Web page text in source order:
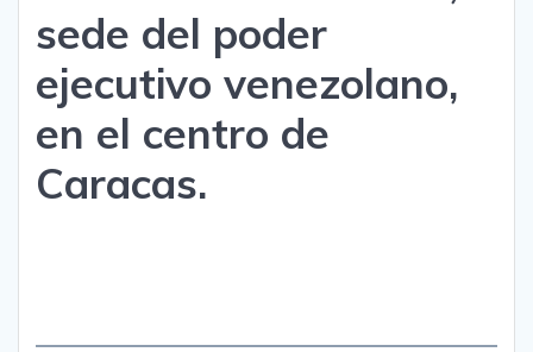
sede del poder
ejecutivo venezolano,
en el centro de
Caracas.